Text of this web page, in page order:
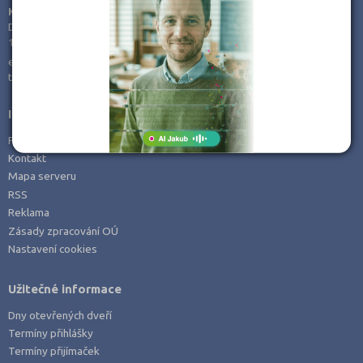
KamPoMaturite.cz, s.r.o.
Dukelských hrdinů 21
170 00 Praha 7
e-mail:
info@kampomaturite.cz
tel:
+420 606 411 115
Informace
Prohlášení o přístupnosti
Kontakt
Mapa serveru
RSS
Reklama
Zásady zpracování OÚ
Nastavení cookies
Užitečné informace
Dny otevřených dveří
Termíny přihlášky
Termíny přijímaček